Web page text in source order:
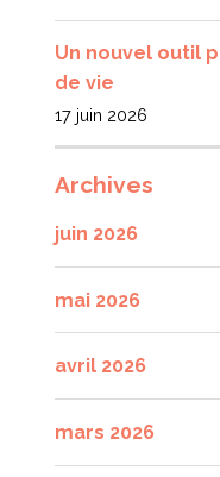
Un nouvel outil
de vie
17 juin 2026
Archives
juin 2026
mai 2026
avril 2026
mars 2026